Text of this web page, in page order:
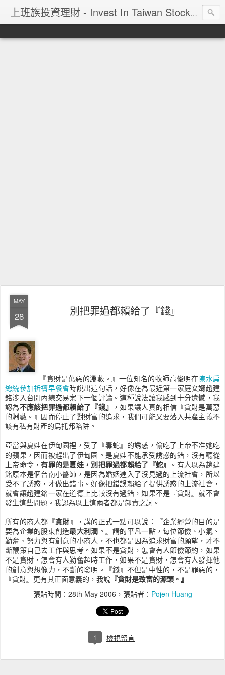
上班族投資理財 - Invest In Taiwan Stock Market
MAY
28 別把罪過都賴給了『錢』
『貪財是萬惡的淵藪。』一位知名的牧師高俊明在陳水扁
總統參加祈禱早餐會時說出這句話，好像在為最近第一家庭女婿趙建
銘涉入台開內線交易案下一個評論。這種說法讓我感到十分遺憾，我
認為不應該把罪過都賴給了『錢』 ，如果讓人真的相信『貪財是萬惡
的淵藪。』因而停止了對財富的追求，我們可能又要落入共產主義不
該有私有財產的烏托邦陷阱。
亞當與夏娃在伊甸園裡，受了『毒蛇』的誘惑，偷吃了上帝不准她吃
的蘋果，因而被趕出了伊甸園。是夏娃不能承受誘惑的錯，沒有聽從
上帝命令，有罪的是夏娃，別把罪過都賴給了『蛇』 。有人以為趙建
銘原本是個台南小醫師，是因為婚姻進入了沒見過的上流社會，所以
受不了誘惑，才做出錯事。好像把錯誤賴給了提供誘惑的上流社會，
就會讓趙建銘一家在道德上比較沒有過錯，如果不是『貪財』就不會
發生這些問題。我認為以上這兩者都是卸責之詞。
所有的商人都『貪財』，講的正式一點可以說：『企業經營的目的是
要為企業的股東創造最大利潤 。』講的平凡一點，每位節儉、小氣、
勤奮、努力與有創意的小商人，不也都是因為追求財富的願望，才不
斷鞭策自己去工作與思考。如果不是貪財，怎會有人節儉節約，如果
不是貪財，怎會有人勤奮超時工作，如果不是貪財，怎會有人發揮他
的創意與想像力，不斷的發明。『錢』不但是中性的，不是罪惡的，
『貪財』更有其正面意義的，我說 『貪財是致富的源頭。』
張貼時間： 28th May 2006 ，張貼者： Pojen Huang
1 檢視留言